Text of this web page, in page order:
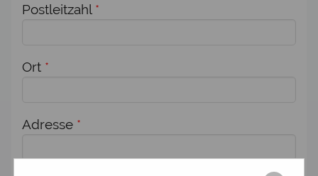
Postleitzahl *
Ort *
Adresse *